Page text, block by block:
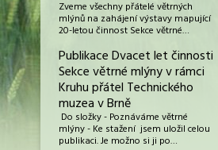
Zveme všechny přátelé větrných
mlýnů na zahájení výstavy mapující
20-letou činnost Sekce větrné…
Publikace Dvacet let činnosti
Sekce větrné mlýny v rámci
Kruhu přátel Technického
muzea v Brně
Do složky - Poznáváme větrné
mlýny - Ke stažení jsem uložil celou
publikaci. Je možno si ji po…